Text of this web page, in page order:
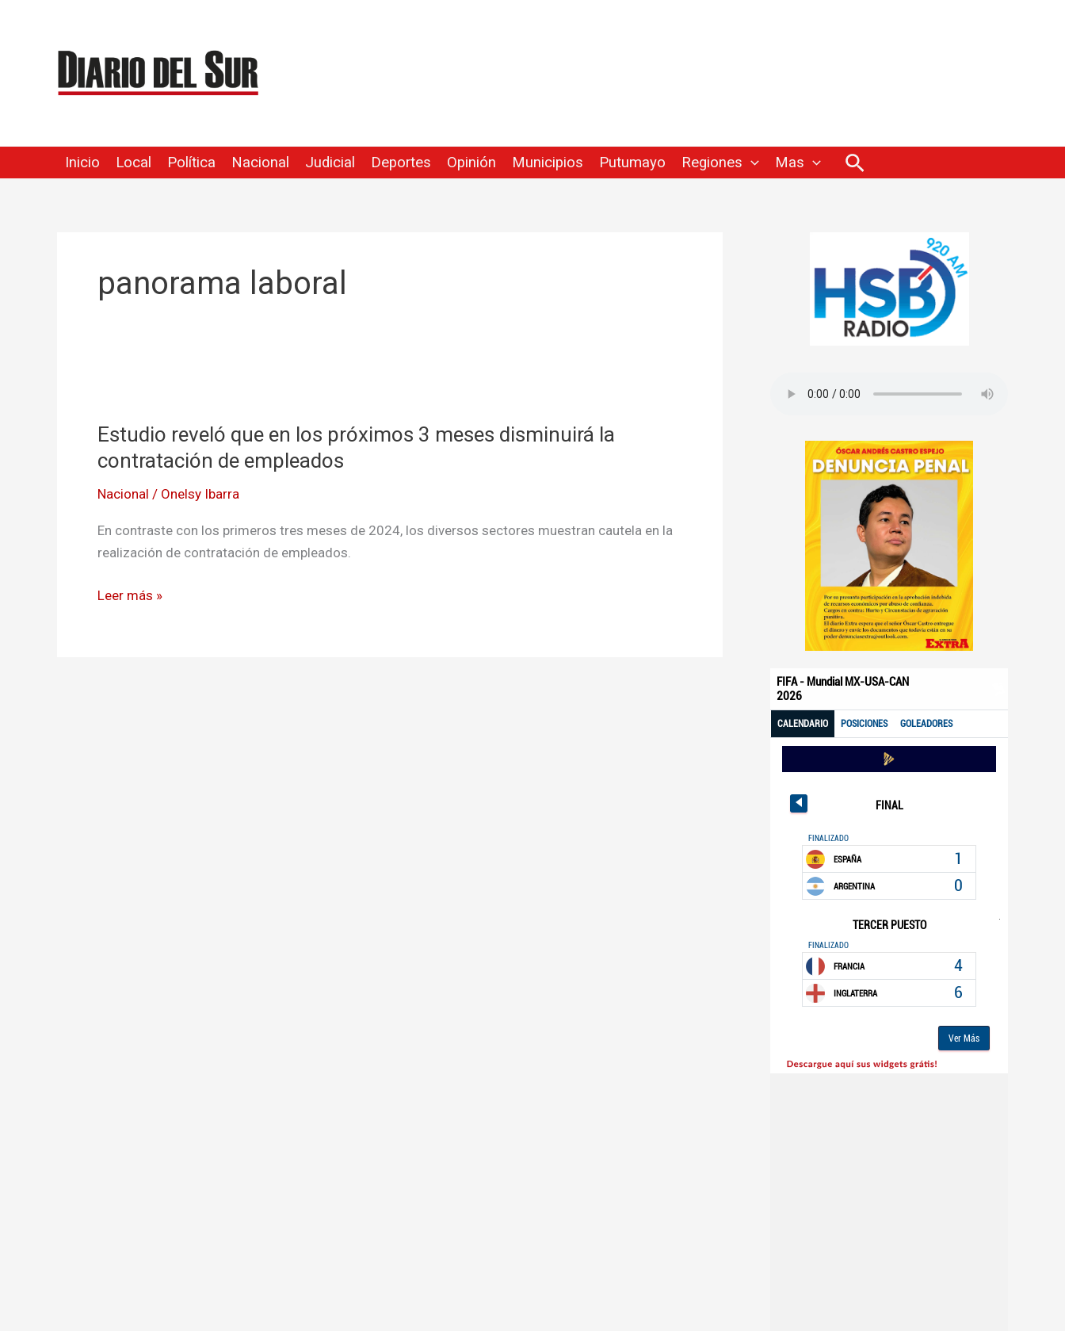
contenido
Inicio Local Política Nacional Judicial Deportes Opinión Municipios Putumayo Regiones Mas Buscar
panorama laboral
Estudio reveló que en los próximos 3 meses disminuirá la
contratación de empleados
Nacional / Onelsy Ibarra
En contraste con los primeros tres meses de 2024, los diversos sectores muestran cautela en la
realización de contratación de empleados.
que
en
próximos
3
meses
la
Leer más »